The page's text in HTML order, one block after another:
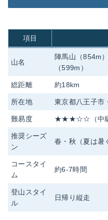
項目
山名
陣馬山（854m
（599m）
総距離 約18km
所在地 東京都八王子市
難易度 ★★★☆☆（中級
推奨シーズ
ン
春・秋（夏は暑
コースタイ
ム
約6-7時間
登山スタイ
ル
日帰り縦走